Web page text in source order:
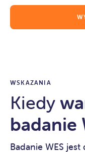
WSKAZANIA
Kiedy
badanie
Badanie WES